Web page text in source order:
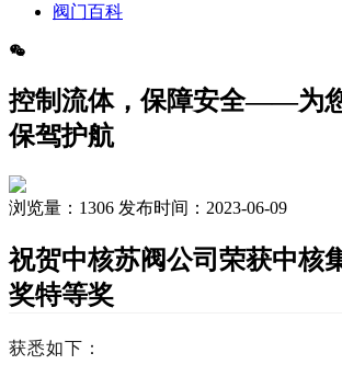
阀门百科
控制流体，保障安全——为
保驾护航
浏览量： 1306 发布时间：2023-06-09
祝贺中核苏阀公司荣获中核
奖特等奖
获悉如下：